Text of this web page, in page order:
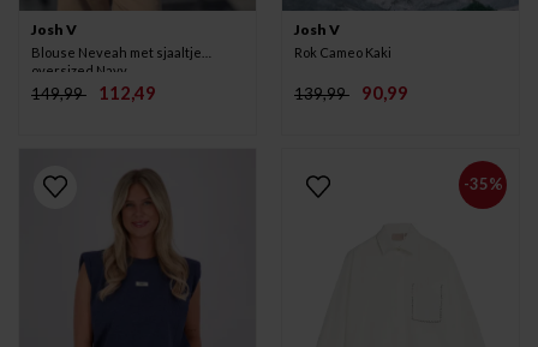
Josh V
Blouse Neveah met sjaaltje
oversized Navy
149,99 112,49
Josh V
Rok Cameo Kaki
139,99 90,99
-35%